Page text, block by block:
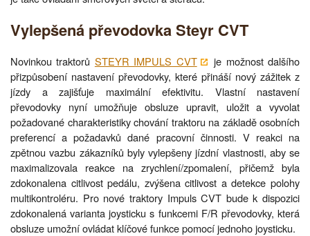
Vylepšená převodovka Steyr CVT
Novinkou traktorů STEYR IMPULS CVT
je možnost dalšího
přizpůsobení nastavení převodovky, které přináší nový zážitek z
jízdy a zajišťuje maximální efektivitu. Vlastní nastavení
převodovky nyní umožňuje obsluze upravit, uložit a vyvolat
požadované charakteristiky chování traktoru na základě osobních
preferencí a požadavků dané pracovní činnosti. V reakci na
zpětnou vazbu zákazníků byly vylepšeny jízdní vlastnosti, aby se
maximalizovala reakce na zrychlení/zpomalení, přičemž byla
zdokonalena citlivost pedálu, zvýšena citlivost a detekce polohy
multikontroléru. Pro nové traktory Impuls CVT bude k dispozici
zdokonalená varianta joysticku s funkcemi F/R převodovky, která
obsluze umožní ovládat klíčové funkce pomocí jednoho joysticku.